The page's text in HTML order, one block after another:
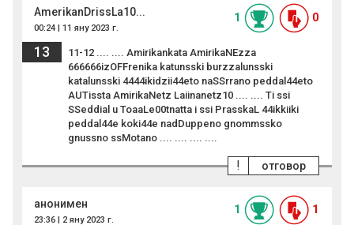
AmerikanDrissLa10...
00:24 | 11 яну 2023 г.
1 0
13
11-12 .... .... Amirikankata AmirikaNEzza
666666izOFFrenika katunsski burzzalunsski
katalunsski 4444ikidzii44eto naSSrrano peddal44eto
AUTissta AmirikaNetz Laiinanetz10 .... .... Ti ssi
SSeddial u ToaaLe00tnatta i ssi PrasskaL 44ikkiiki
peddal44e koki44e nadDuppeno gnommssko
gnussno ssMotano .... .... .... ....
отговор
!
анонимен
23:36 | 2 яну 2023 г.
1 1